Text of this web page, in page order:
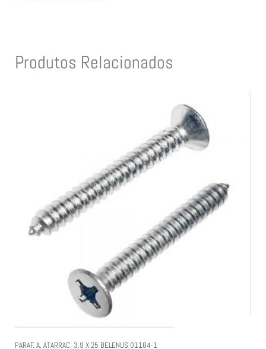
Produtos Relacionados
PARAF. A. ATARRAC. 3.9 X 25 BELENUS 01184-1